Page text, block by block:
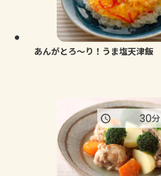
あんがとろ～り！うま塩天津飯
30分